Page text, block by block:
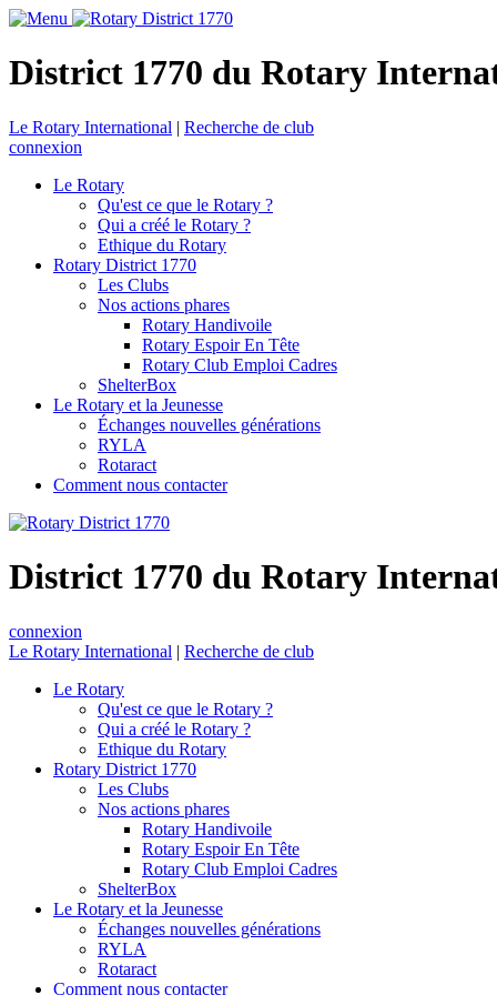
District 1770 du Rotary
Le Rotary International | Recherche de club
connexion
Le Rotary
Qu'est ce que le Rotary ?
Qui a créé le Rotary ?
Ethique du Rotary
Rotary District 1770
Les Clubs
Nos actions phares
Rotary Handivoile
Rotary Espoir En Tête
Rotary Club Emploi Cadres
ShelterBox
Le Rotary et la Jeunesse
Échanges nouvelles générations
RYLA
Rotaract
Comment nous contacter
District 1770 du Rotary
connexion
Le Rotary International | Recherche de club
Le Rotary
Qu'est ce que le Rotary ?
Qui a créé le Rotary ?
Ethique du Rotary
Rotary District 1770
Les Clubs
Nos actions phares
Rotary Handivoile
Rotary Espoir En Tête
Rotary Club Emploi Cadres
ShelterBox
Le Rotary et la Jeunesse
Échanges nouvelles générations
RYLA
Rotaract
Comment nous contacter